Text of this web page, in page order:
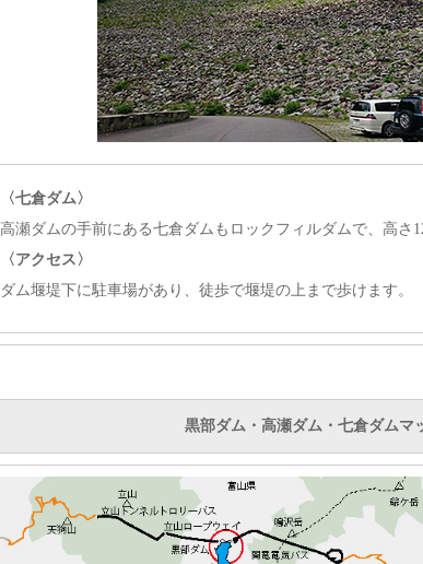
〈七倉ダム〉
高瀬ダムの手前にある七倉ダムもロックフィルダムで、高さ
〈アクセス〉
ダム堰堤下に駐車場があり、徒歩で堰堤の上まで歩けます。
黒部ダム・高瀬ダム・七倉ダムマ